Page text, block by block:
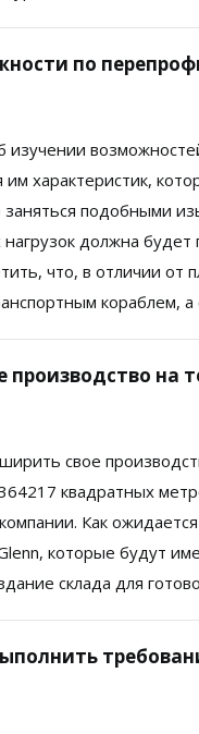
по
изучении
характеристик,
подобными
должна
что, в отличии от
кораблем,
производство на
свое
квадратных
Как
которые будут
склада для